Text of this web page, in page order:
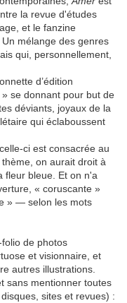
la revue d'études
et le fanzine
Un mélange des genres
qui, personnellement,
d’édition
se donnant pour but de
déviants, joyaux de la
qui éclaboussent
ci est consacrée au
on aurait droit à
fleur bleue. Et on n'a
« coruscante »
» — selon les mots
de photos
et visionnaire, et
autres illustrations.
sans mentionner toutes
sites et revues) :